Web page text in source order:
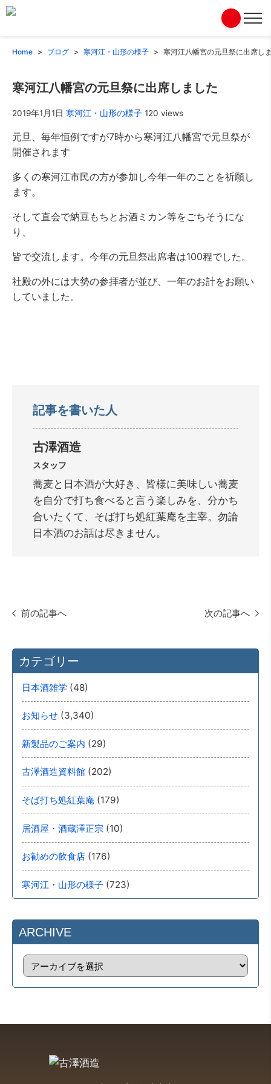
Home ブログ 寒河江・山形の様子 寒河江八幡宮の元旦祭に出席し
寒河江八幡宮の元旦祭に出席しました
2019年1月1日 寒河江・山形の様子 120 views
元旦、毎年恒例ですが7時から寒河江八幡宮で元旦祭が
開催されます
多くの寒河江市民の方が参加し今年一年のことを祈願し
ます。
そして直会で納豆もちとお酒ミカン等をごちそうにな
り、
皆で交流します。今年の元旦祭出席者は100程でした。
社殿の外には大勢の参拝者が並び、一年のお計をお願い
していました。
記事を書いた人
古澤酒造
スタッフ
蕎麦と日本酒が大好き、皆様に美味しい蕎麦
を自分で打ち食べると言う楽しみを、分かち
合いたくて、そば打ち処紅葉庵を主宰。勿論
日本酒のお話は尽きません。
前の記事へ 次の記事へ
カテゴリー
日本酒雑学 (48)
お知らせ (3,340)
新製品のご案内 (29)
古澤酒造資料館 (202)
そば打ち処紅葉庵 (179)
居酒屋・酒蔵澤正宗 (10)
お勧めの飲食店 (176)
寒河江・山形の様子 (723)
ARCHIVE